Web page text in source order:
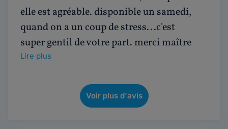
elle est agréable. disponible un samedi,
quand on a un coup de stress...c'est
super gentil de votre part. merci maître
Lire plus
Voir plus d'avis